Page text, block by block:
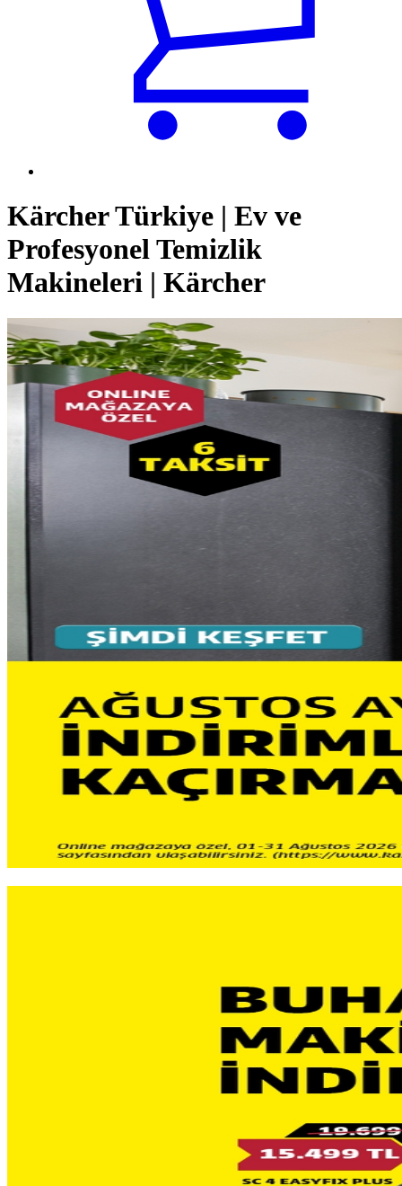
Kärcher Türkiye | Ev ve
Profesyonel Temizlik
Makineleri | Kärcher